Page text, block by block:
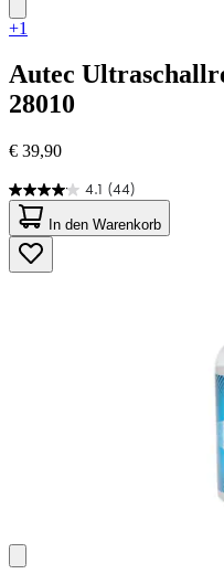
+1
Autec
28010
€ 39,90
4.1 (44)
4.1
von
5
Sternen.
44
In den Warenkorb